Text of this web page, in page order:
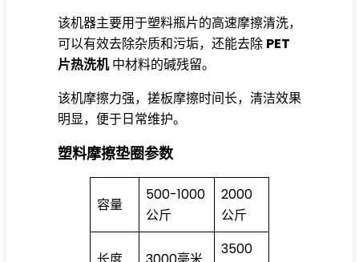
该机器主要用于塑料瓶片的高速摩擦清洗，
可以有效去除杂质和污垢，还能去除 PET
片热洗机中材料的碱残留。
该机摩擦力强，搓板摩擦时间长，清洁效果
明显，便于日常维护。
塑料摩擦垫圈参数
容量
500-1000
公斤
2000
公斤
3500